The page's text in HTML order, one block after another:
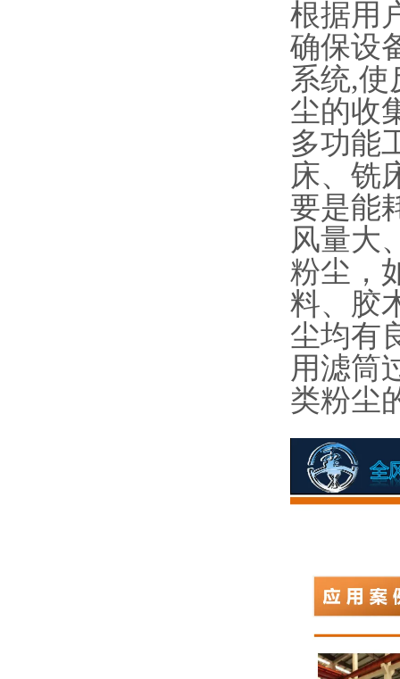
根据用
确保设
系统,
尘的收
多功能
床、铣
要是能
风量大
粉尘，
料、胶
尘均有
用滤筒
类粉尘